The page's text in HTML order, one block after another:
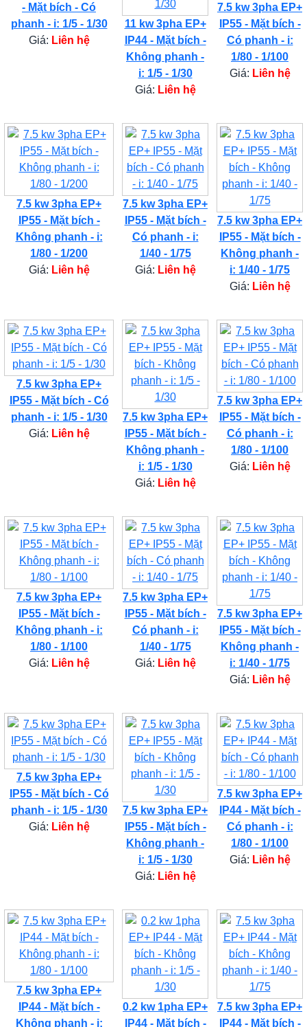
- Mặt bích - Có
phanh - i: 1/5 - 1/30
Giá: Liên hệ
11 kw 3pha EP+
IP44 - Mặt bích -
Không phanh -
i: 1/5 - 1/30
Giá: Liên hệ
7.5 kw 3pha EP+
IP55 - Mặt bích -
Có phanh - i:
1/80 - 1/100
Giá: Liên hệ
7.5 kw 3pha EP+
IP55 - Mặt bích -
Không phanh - i:
1/80 - 1/200
Giá: Liên hệ
7.5 kw 3pha EP+
IP55 - Mặt bích -
Có phanh - i:
1/40 - 1/75
Giá: Liên hệ
7.5 kw 3pha EP+
IP55 - Mặt bích -
Không phanh -
i: 1/40 - 1/75
Giá: Liên hệ
7.5 kw 3pha EP+
IP55 - Mặt bích - Có
phanh - i: 1/5 - 1/30
Giá: Liên hệ
7.5 kw 3pha EP+
IP55 - Mặt bích -
Không phanh -
i: 1/5 - 1/30
Giá: Liên hệ
7.5 kw 3pha EP+
IP55 - Mặt bích -
Có phanh - i:
1/80 - 1/100
Giá: Liên hệ
7.5 kw 3pha EP+
IP55 - Mặt bích -
Không phanh - i:
1/80 - 1/100
Giá: Liên hệ
7.5 kw 3pha EP+
IP55 - Mặt bích -
Có phanh - i:
1/40 - 1/75
Giá: Liên hệ
7.5 kw 3pha EP+
IP55 - Mặt bích -
Không phanh -
i: 1/40 - 1/75
Giá: Liên hệ
7.5 kw 3pha EP+
IP55 - Mặt bích - Có
phanh - i: 1/5 - 1/30
Giá: Liên hệ
7.5 kw 3pha EP+
IP55 - Mặt bích -
Không phanh -
i: 1/5 - 1/30
Giá: Liên hệ
7.5 kw 3pha EP+
IP44 - Mặt bích -
Có phanh - i:
1/80 - 1/100
Giá: Liên hệ
7.5 kw 3pha EP+
IP44 - Mặt bích -
Không phanh - i:
0.2 kw 1pha EP+
IP44 - Mặt bích -
7.5 kw 3pha EP+
IP44 - Mặt bích -